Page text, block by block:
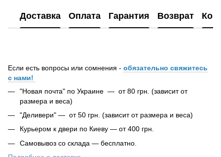
Доставка Оплата Гарантия Возврат
Если есть вопросы или сомнения - обязательно свяжитесь
с нами!
"Новая почта" по Украине — от 80 грн. (зависит от
размера и веса)
"Деливери" — от 50 грн. (зависит от размера и веса)
Курьером к двери по Киеву — от 400 грн.
Самовывоз со склада — бесплатно.